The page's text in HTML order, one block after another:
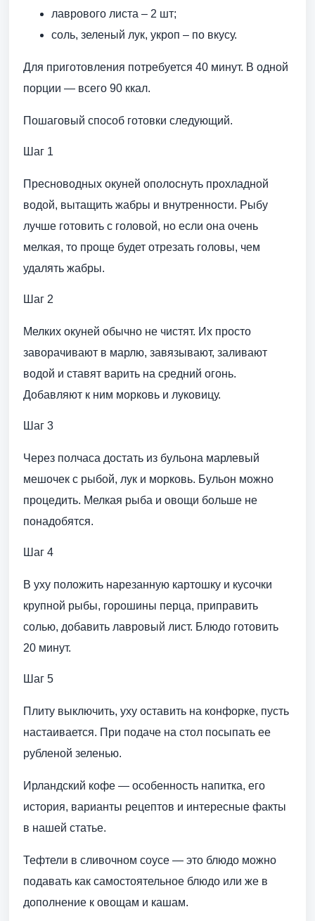
лаврового листа – 2 шт;
соль, зеленый лук, укроп – по вкусу.
Для приготовления потребуется 40 минут. В одной
порции — всего 90 ккал.
Пошаговый способ готовки следующий.
Шаг 1
Пресноводных окуней ополоснуть прохладной
водой, вытащить жабры и внутренности. Рыбу
лучше готовить с головой, но если она очень
мелкая, то проще будет отрезать головы, чем
удалять жабры.
Шаг 2
Мелких окуней обычно не чистят. Их просто
заворачивают в марлю, завязывают, заливают
водой и ставят варить на средний огонь.
Добавляют к ним морковь и луковицу.
Шаг 3
Через полчаса достать из бульона марлевый
мешочек с рыбой, лук и морковь. Бульон можно
процедить. Мелкая рыба и овощи больше не
понадобятся.
Шаг 4
В уху положить нарезанную картошку и кусочки
крупной рыбы, горошины перца, приправить
солью, добавить лавровый лист. Блюдо готовить
20 минут.
Шаг 5
Плиту выключить, уху оставить на конфорке, пусть
настаивается. При подаче на стол посыпать ее
рубленой зеленью.
Ирландский кофе — особенность напитка, его
история, варианты рецептов и интересные факты
в нашей статье.
Тефтели в сливочном соусе — это блюдо можно
подавать как самостоятельное блюдо или же в
дополнение к овощам и кашам.